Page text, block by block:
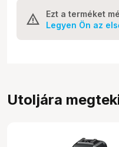
Ezt a terméket
Legyen Ön az
Utoljára